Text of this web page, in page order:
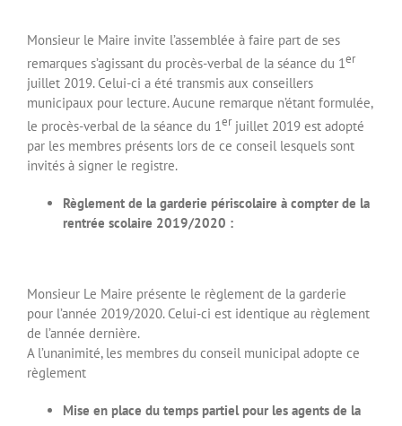
Monsieur le Maire invite l’assemblée à faire part de ses
remarques s’agissant du procès-verbal de la séance du 1er
juillet 2019. Celui-ci a été transmis aux conseillers
municipaux pour lecture. Aucune remarque n’étant formulée,
le procès-verbal de la séance du 1erjuillet 2019 est adopté
par les membres présents lors de ce conseil lesquels sont
invités à signer le registre.
Règlement de la garderie périscolaire à compter de la
rentrée scolaire 2019/2020 :
Monsieur Le Maire présente le règlement de la garderie
pour l’année 2019/2020. Celui-ci est identique au règlement
de l’année dernière.
A l’unanimité, les membres du conseil municipal adopte ce
règlement
Mise en place du temps partiel pour les agents de la